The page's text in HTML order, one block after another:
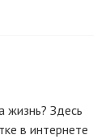
жизнь? Здесь
в интернете